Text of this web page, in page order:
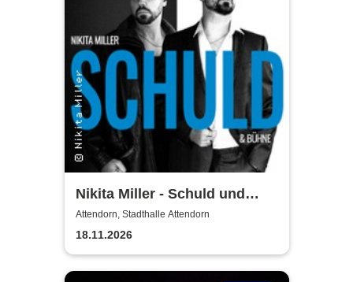
Nikita Miller - Schuld und
Bühne
Attendorn, Stadthalle Attendorn
18.11.2026